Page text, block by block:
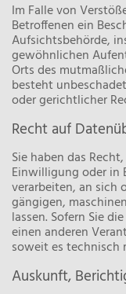
Im Falle von
Betroffenen ein
Aufsichtsbehörde,
gewöhnlichen
Orts des
besteht
oder gerichtlicher
Recht auf
Sie haben das
Einwilligung oder in
verarbeiten, an sich
gängigen,
lassen. Sofern Sie
einen anderen
soweit es technisch
Auskunft,